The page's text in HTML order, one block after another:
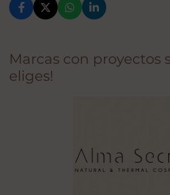
Marcas con proyectos
eliges!